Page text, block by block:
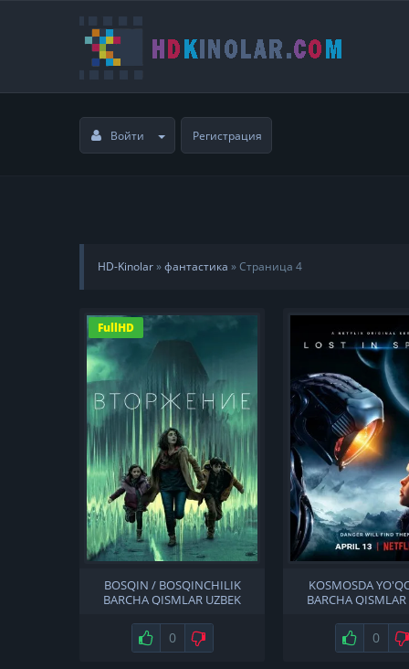
Войти Регистрация
HD-Kinolar»фантастика » Страница 4
FullHD
BOSQIN / BOSQINCHILIK
BARCHA QISMLAR UZBEK
Нравится
0 Не нравится
KOSMOSDA
BARCHA QISMLAR
Нравится
0